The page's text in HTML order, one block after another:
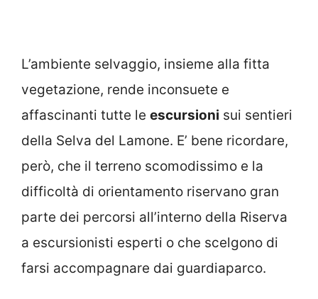
L’ambiente selvaggio, insieme alla fitta
vegetazione, rende inconsuete e
affascinanti tutte le escursioni sui sentieri
della Selva del Lamone. E’ bene ricordare,
però, che il terreno scomodissimo e la
difficoltà di orientamento riservano gran
parte dei percorsi all’interno della Riserva
a escursionisti esperti o che scelgono di
farsi accompagnare dai guardiaparco.